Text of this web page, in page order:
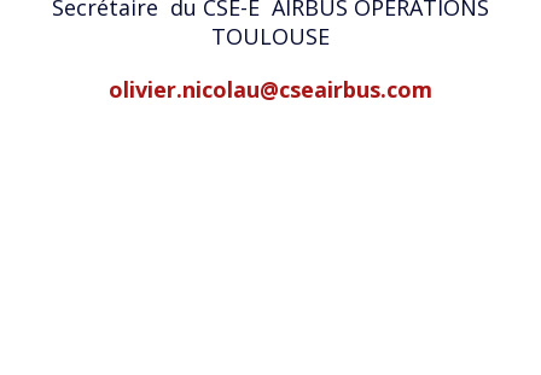
Secrétaire du CSE-E AIRBUS OPERATIONS
TOULOUSE
olivier.nicolau@cseairbus.com